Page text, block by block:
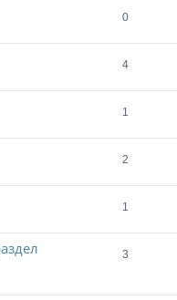
0
4
1
2
1
3